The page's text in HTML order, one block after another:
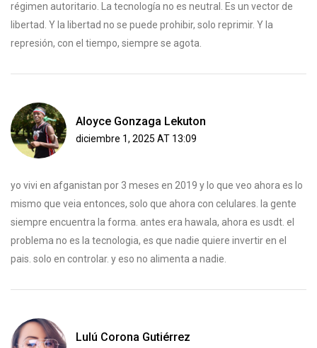
régimen autoritario. La tecnología no es neutral. Es un vector de
libertad. Y la libertad no se puede prohibir, solo reprimir. Y la
represión, con el tiempo, siempre se agota.
Aloyce Gonzaga Lekuton
diciembre 1, 2025 AT 13:09
yo vivi en afganistan por 3 meses en 2019 y lo que veo ahora es lo
mismo que veia entonces, solo que ahora con celulares. la gente
siempre encuentra la forma. antes era hawala, ahora es usdt. el
problema no es la tecnologia, es que nadie quiere invertir en el
pais. solo en controlar. y eso no alimenta a nadie.
Lulú Corona Gutiérrez